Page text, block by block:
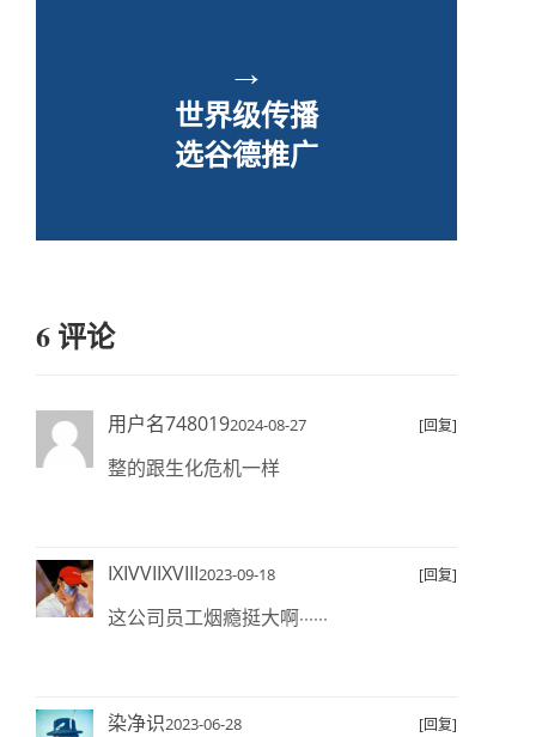
→
世界级传播
选谷德推广
6 评论
用户名7480192024-08-27 [回复]
整的跟生化危机一样
IXIVVIIXVIII2023-09-18 [回复]
这公司员工烟瘾挺大啊······
染净识2023-06-28 [回复]